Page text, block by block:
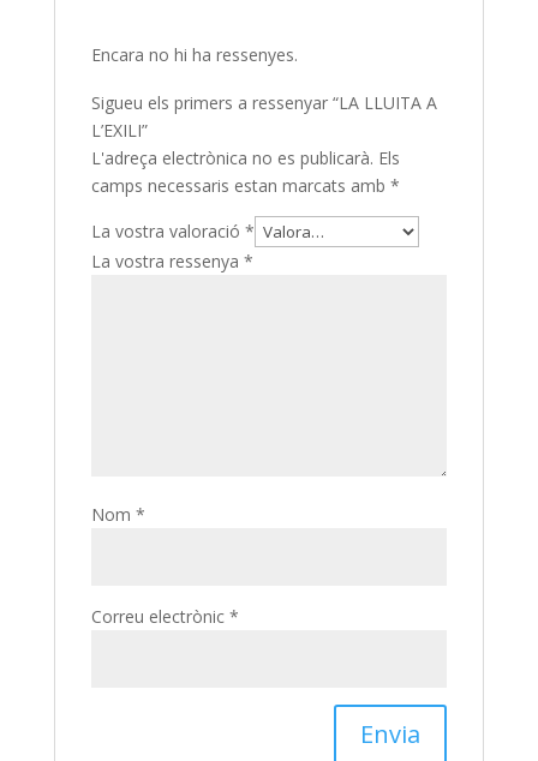
Encara no hi ha ressenyes.
Sigueu els primers a ressenyar “LA LLUITA A
L’EXILI”
L'adreça electrònica no es publicarà. Els
camps necessaris estan marcats amb *
La vostra valoració *
La vostra ressenya *
Nom *
Correu electrònic *